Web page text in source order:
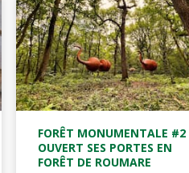
FORÊT MONUMENTALE #2
OUVERT SES PORTES EN
FORÊT DE ROUMARE